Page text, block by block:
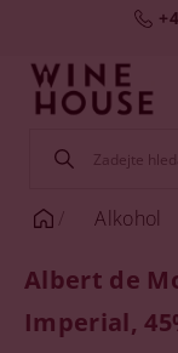
Alkohol
Albert de
Imperial,